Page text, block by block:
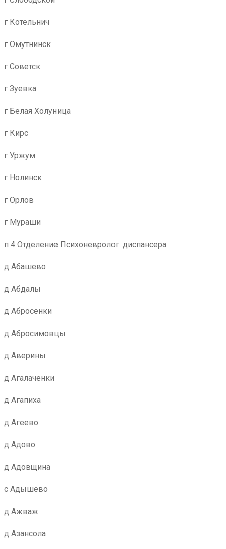
г Котельнич
г Омутнинск
г Советск
г Зуевка
г Белая Холуница
г Кирс
г Уржум
г Нолинск
г Орлов
г Мураши
п 4 Отделение Психоневролог. диспансера
д Абашево
д Абдалы
д Абросенки
д Абросимовцы
д Аверины
д Агалаченки
д Агапиха
д Агеево
д Адово
д Адовщина
с Адышево
д Ажваж
д Азансола